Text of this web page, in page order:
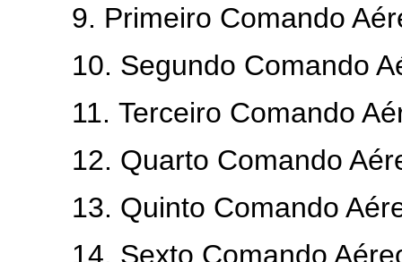
9. Primeiro Comando
10. Segundo Comando
11. Terceiro Comando
12. Quarto Comando
13. Quinto Comando
14. Sexto Comando